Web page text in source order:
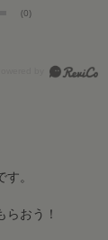
(0)
す。
おう！